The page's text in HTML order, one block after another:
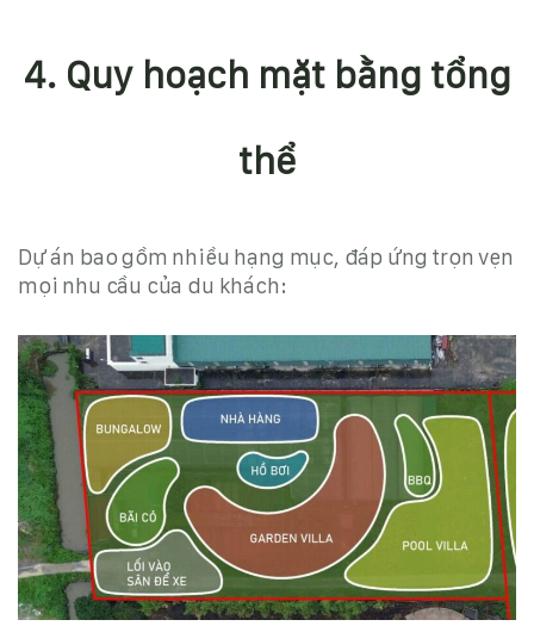
4. Quy hoạch mặt bằng tổng
thể
Dự án bao gồm nhiều hạng mục, đáp ứng trọn vẹn
mọi nhu cầu của du khách: